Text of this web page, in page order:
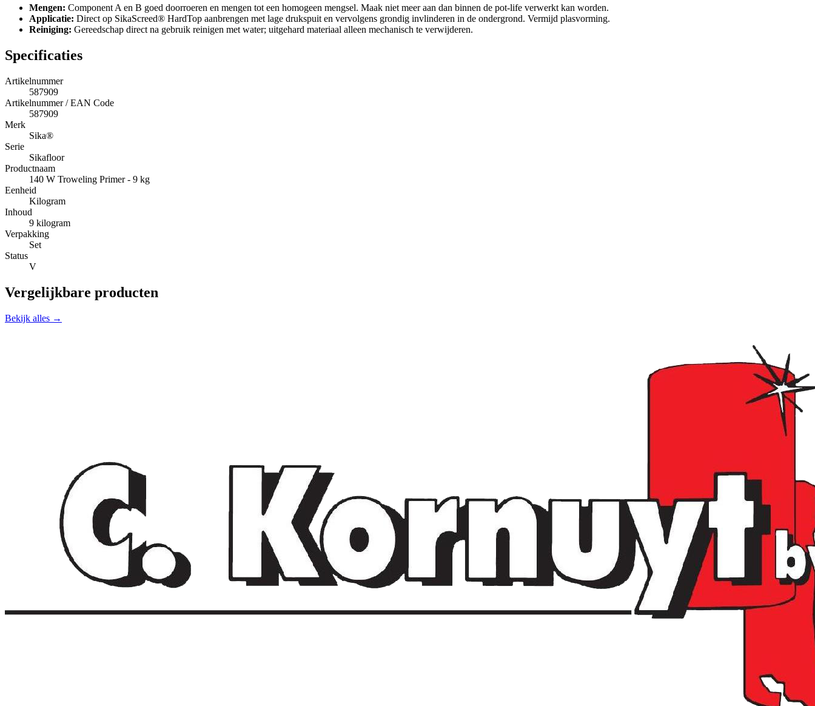
Mengen: Component A en B goed doorroeren en mengen tot een homogeen mengsel. Maak niet meer aan dan binnen de pot-life verwerkt kan worden.
Applicatie: Direct op SikaScreed® HardTop aanbrengen met lage drukspuit en vervolgens grondig invlinderen in de ondergrond. Vermijd plasvorming.
Reiniging: Gereedschap direct na gebruik reinigen met water; uitgehard materiaal alleen mechanisch te verwijderen.
Specificaties
Artikelnummer
587909
Artikelnummer / EAN Code
587909
Merk
Sika®
Serie
Sikafloor
Productnaam
140 W Troweling Primer - 9 kg
Eenheid
Kilogram
Inhoud
9 kilogram
Verpakking
Set
Status
V
Vergelijkbare producten
Bekijk alles →